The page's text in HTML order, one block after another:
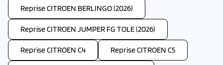
Reprise CITROEN BERLINGO (2026)
Reprise CITROEN JUMPER FG TOLE (2026)
Reprise CITROEN C4 Reprise CITROEN C5